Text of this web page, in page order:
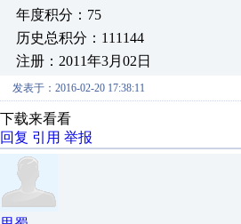
年度积分：75
历史总积分：111144
注册：2011年3月02日
发表于：2016-02-20 17:38:11
下载来看看
回复 引用 举报